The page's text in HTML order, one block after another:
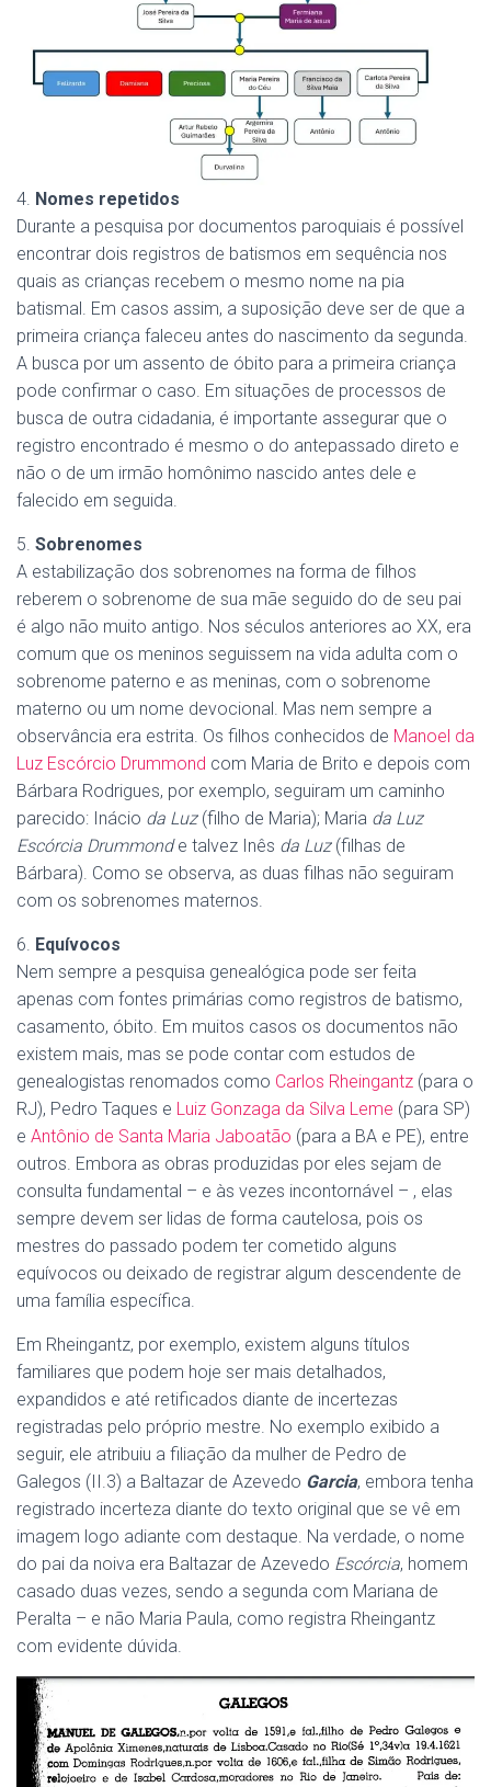
4. Nomes repetidos
Durante a pesquisa por documentos paroquiais é possível
encontrar dois registros de batismos em sequência nos
quais as crianças recebem o mesmo nome na pia
batismal. Em casos assim, a suposição deve ser de que a
primeira criança faleceu antes do nascimento da segunda.
A busca por um assento de óbito para a primeira criança
pode confirmar o caso. Em situações de processos de
busca de outra cidadania, é importante assegurar que o
registro encontrado é mesmo o do antepassado direto e
não o de um irmão homônimo nascido antes dele e
falecido em seguida.
5. Sobrenomes
A estabilização dos sobrenomes na forma de filhos
reberem o sobrenome de sua mãe seguido do de seu pai
é algo não muito antigo. Nos séculos anteriores ao XX, era
comum que os meninos seguissem na vida adulta com o
sobrenome paterno e as meninas, com o sobrenome
materno ou um nome devocional. Mas nem sempre a
observância era estrita. Os filhos conhecidos de Manoel da
Luz Escórcio Drummond com Maria de Brito e depois com
Bárbara Rodrigues, por exemplo, seguiram um caminho
parecido: Inácio da Luz(filho de Maria); Maria da Luz
Escórcia Drummonde talvez Inês da Luz(filhas de
Bárbara). Como se observa, as duas filhas não seguiram
com os sobrenomes maternos.
6. Equívocos
Nem sempre a pesquisa genealógica pode ser feita
apenas com fontes primárias como registros de batismo,
casamento, óbito. Em muitos casos os documentos não
existem mais, mas se pode contar com estudos de
genealogistas renomados como Carlos Rheingantz (para o
RJ), Pedro Taques e Luiz Gonzaga da Silva Leme (para SP)
e Antônio de Santa Maria Jaboatão (para a BA e PE), entre
outros. Embora as obras produzidas por eles sejam de
consulta fundamental – e às vezes incontornável – , elas
sempre devem ser lidas de forma cautelosa, pois os
mestres do passado podem ter cometido alguns
equívocos ou deixado de registrar algum descendente de
uma família específica.
Em Rheingantz, por exemplo, existem alguns títulos
familiares que podem hoje ser mais detalhados,
expandidos e até retificados diante de incertezas
registradas pelo próprio mestre. No exemplo exibido a
seguir, ele atribuiu a filiação da mulher de Pedro de
Galegos (II.3) a Baltazar de Azevedo Garcia, embora tenha
registrado incerteza diante do texto original que se vê em
imagem logo adiante com destaque. Na verdade, o nome
do pai da noiva era Baltazar de Azevedo Escórcia, homem
casado duas vezes, sendo a segunda com Mariana de
Peralta – e não Maria Paula, como registra Rheingantz
com evidente dúvida.